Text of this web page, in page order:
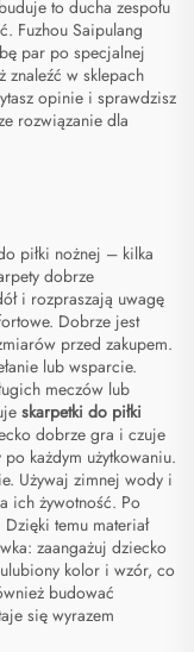
to ducha zespołu
Fuzhou Saipulang
par po specjalnej
znaleźć w sklepach
opinie i sprawdzisz
rozwiązanie dla
piłki nożnej – kilka
dobrze
i rozpraszają uwagę
Dobrze jest
przed zakupem.
lub wsparcie.
meczów lub
skarpetki do piłki
dobrze gra i czuje
każdym użytkowaniu.
Używaj zimnej wody i
ich żywotność. Po
temu materiał
zaangażuj dziecko
kolor i wzór, co
budować
się wyrazem